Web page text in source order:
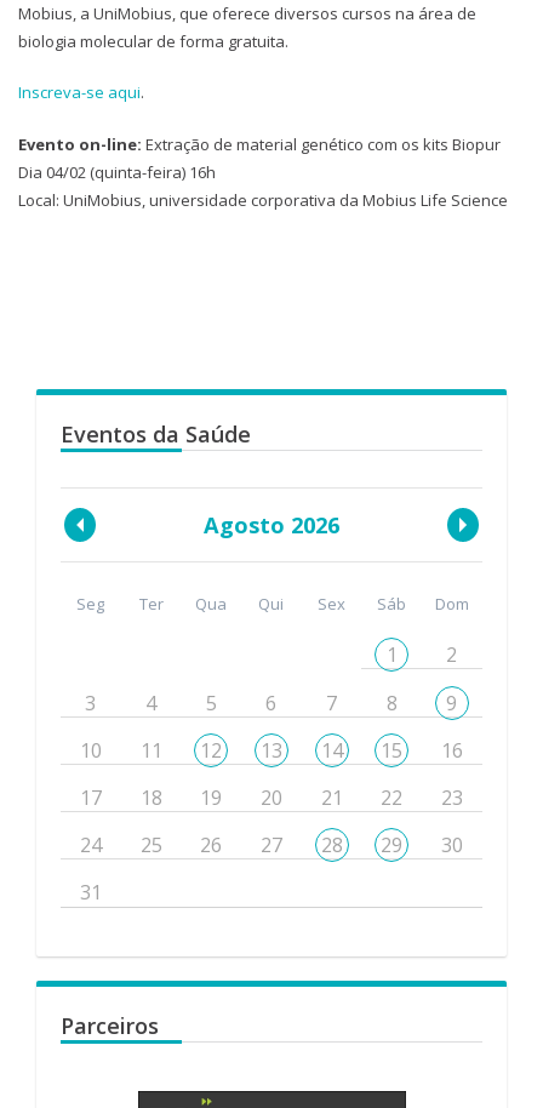
Mobius, a UniMobius, que oferece diversos cursos na área de
biologia molecular de forma gratuita.
Inscreva-se aqui.
Evento on-line: Extração de material genético com os kits Biopur
Dia 04/02 (quinta-feira) 16h
Local: UniMobius, universidade corporativa da Mobius Life Science
Eventos da Saúde
Agosto 2026
Seg Ter Qua Qui Sex Sáb Dom
1
2
3
4 5 6 7 8
9
10
11 12 13 14 15
16
17
18 19 20 21 22
23
24
25 26 27 28 29
30
31
Parceiros